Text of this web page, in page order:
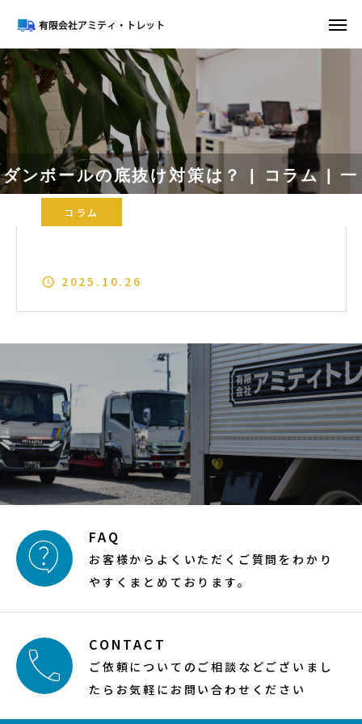
ダンボールの底抜け対策は？ | コラム | 一
般貨物の運送なら【有限会社アミティ・ト
コラム
2025.10.26
 FAQ
お客様からよくいただくご質問をわかり
やすくまとめております。
 CONTACT
ご依頼についてのご相談などございまし
たらお気軽にお問い合わせください